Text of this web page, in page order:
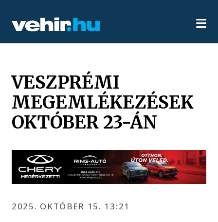
VESZPRÉMI
MEGEMLÉKEZÉSEK
OKTÓBER 23-ÁN
2025. OKTÓBER 15. 13:21